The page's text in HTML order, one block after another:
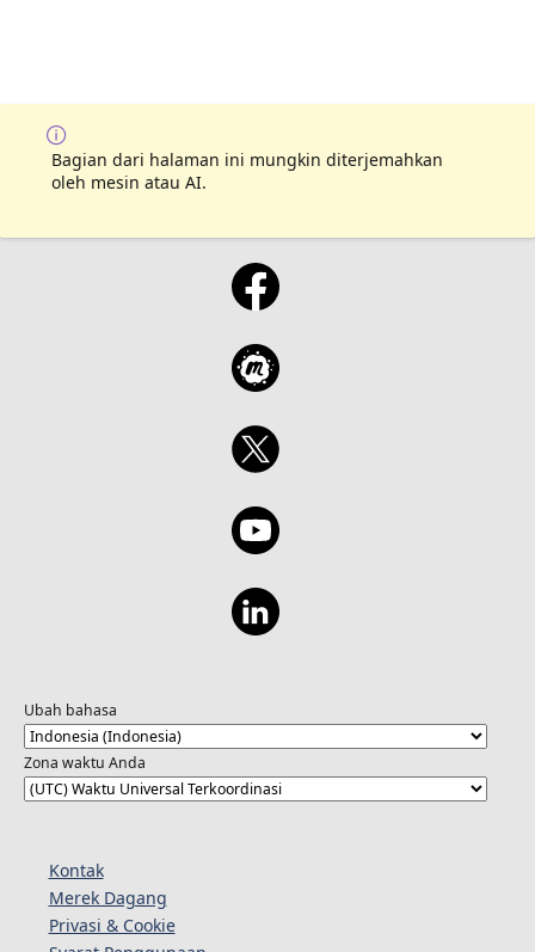
Bagian dari halaman ini mungkin diterjemahkan
oleh mesin atau AI.
Ubah bahasa
Zona waktu Anda
Kontak
Merek Dagang
Privasi & Cookie